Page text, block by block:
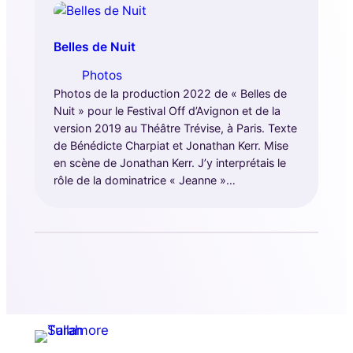
Belles de Nuit
Photos
Photos de la production 2022 de « Belles de
Nuit » pour le Festival Off d’Avignon et de la
version 2019 au Théâtre Trévise, à Paris. Texte
de Bénédicte Charpiat et Jonathan Kerr. Mise
en scène de Jonathan Kerr. J’y interprétais le
rôle de la dominatrice « Jeanne »…